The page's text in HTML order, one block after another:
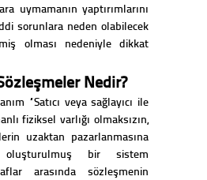
uymamanın yaptırımlarını
sorunlara neden olabilecek
olması nedeniyle dikkat
Nedir?
“Satıcı veya sağlayıcı ile
fiziksel varlığı olmaksızın,
uzaktan pazarlanmasına
bir sistem
arasında sözleşmenin